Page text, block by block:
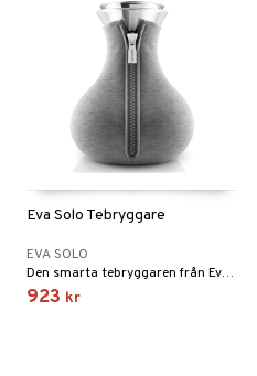
Eva Solo Tebryggare
EVA SOLO
Den smarta tebryggaren från Eva Solo är formgiven av duon Tools Design och har kommit att bli en populär favorit i många hem.
923 kr
& Skålar